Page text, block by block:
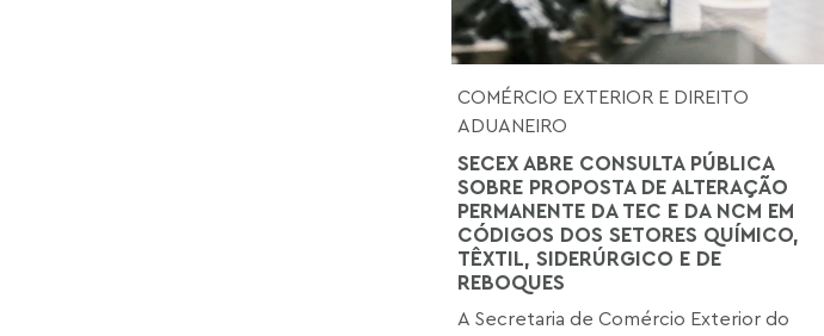
COMÉRCIO EXTERIOR E DIREITO
ADUANEIRO
SECEX ABRE CONSULTA PÚBLICA
SOBRE PROPOSTA DE ALTERAÇÃO
PERMANENTE DA TEC E DA NCM EM
CÓDIGOS DOS SETORES QUÍMICO,
TÊXTIL, SIDERÚRGICO E DE
REBOQUES
A Secretaria de Comércio Exterior do